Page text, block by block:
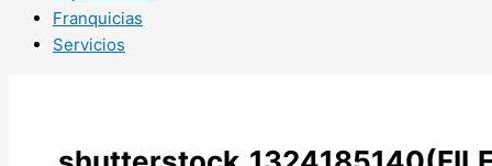
Franquicias
Servicios